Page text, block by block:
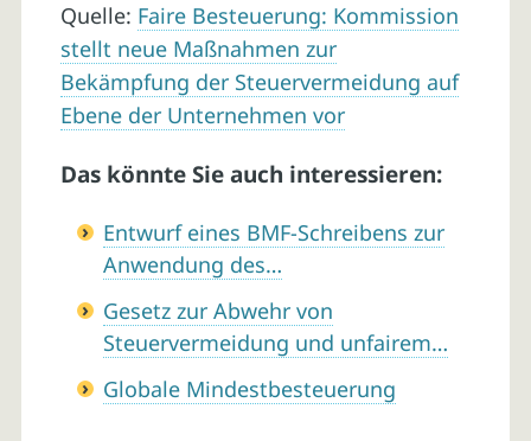
Quelle: Faire Besteuerung: Kommission
stellt neue Maßnahmen zur
Bekämpfung der Steuervermeidung auf
Ebene der Unternehmen vor
Das könnte Sie auch interessieren:
Entwurf eines BMF-Schreibens zur
Anwendung des…
Gesetz zur Abwehr von
Steuervermeidung und unfairem…
Globale Mindestbesteuerung